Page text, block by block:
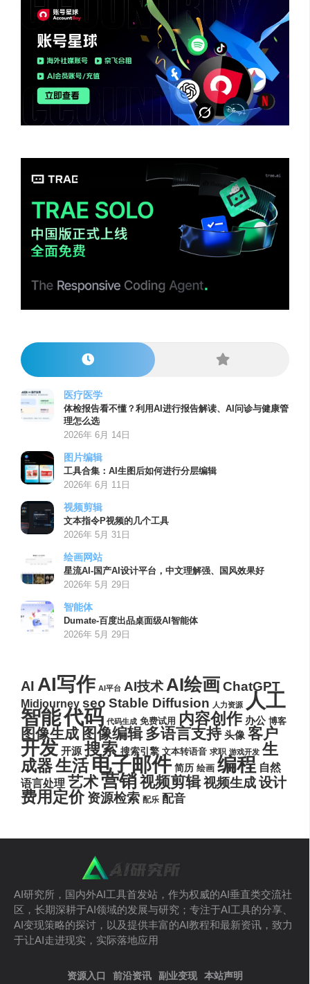
医疗医学
体检报告看不懂？利用AI进行报告解读、AI问诊与健康管
理怎么选
2026年 6月 14日
图片编辑
工具合集：AI生图后如何进行分层编辑
2026年 6月 11日
视频剪辑
文本指令P视频的几个工具
2026年 5月 31日
绘画网站
星流AI-国产AI设计平台，中文理解强、国风效果好
2026年 5月 29日
智能体
Dumate-百度出品桌面级AI智能体
2026年 5月 29日
AI AI写作 AI平台 AI技术 AI绘画ChatGPT
Midjourney seo Stable Diffusion 人力资源 人工
智能代码 代码生成 免费试用 内容创作 办公 博客
图像生成 图像编辑 多语言支持 头像 客户
开发 开源 搜索 搜索引擎 文本转语音 求职 游戏开发 生
成器生活电子邮件 简历 绘画 编程 自然
语言处理 艺术营销视频剪辑视频生成设计
费用定价 资源检索 配乐 配音
AI研究所，国内外AI工具首发站，作为权威的AI垂直类交流社
区，长期深耕于AI领域的发展与研究；专注于AI工具的分享、
AI变现策略的探讨，以及提供丰富的AI教程和最新资讯，致力
于让AI走进现实，实际落地应用
资源入口 前沿资讯 副业变现 本站声明